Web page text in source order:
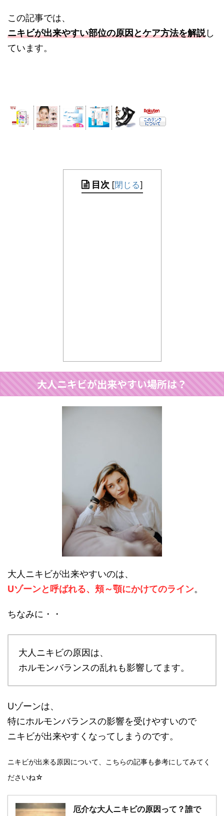
この記事では、
ニキビが出来やすい部位の原因とケア方法を解説し
ています。
目次 [閉じる]
大人ニキビが出来やすい場所は？
大人ニキビが出来やすいのは、
Uゾーンと呼ばれる、頬～顎にかけてのライン。
ちなみに・・
大人ニキビの原因は、
ホルモンバランスの乱れも影響してます。
Uゾーンは、
特にホルモンバランスの影響を受けやすいので
ニキビが出来やすくなってしまうのです。
ニキビが出来る原因について、こちらの記事も参考にしてみてく
ださいね☆
厄介な大人ニキビの原因って？誰で